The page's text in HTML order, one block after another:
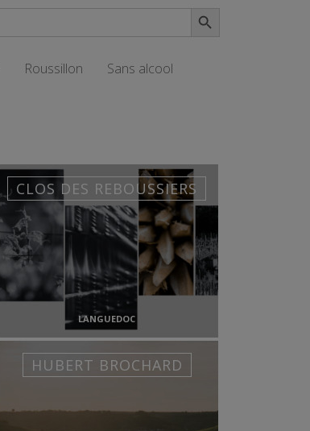
Search Button
Roussillon
Sans alcool
CLOS DES REBOUSSIERS
LANGUEDOC
HUBERT BROCHARD